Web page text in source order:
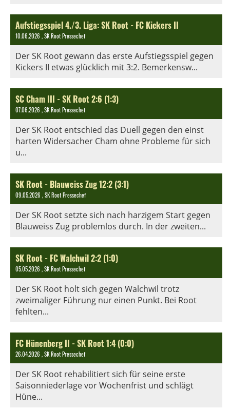
Aufstiegsspiel 4./3. Liga: SK Root - FC Kickers II
10.06.2026 , SK Root Pressechef
Der SK Root gewann das erste Aufstiegsspiel gegen
Kickers II etwas glücklich mit 3:2. Bemerkensw...
SC Cham III - SK Root 2:6 (1:3)
07.06.2026 , SK Root Pressechef
Der SK Root entschied das Duell gegen den einst
harten Widersacher Cham ohne Probleme für sich
u...
SK Root - Blauweiss Zug 12:2 (3:1)
09.05.2026 , SK Root Pressechef
Der SK Root setzte sich nach harzigem Start gegen
Blauweiss Zug problemlos durch. In der zweiten...
SK Root - FC Walchwil 2:2 (1:0)
05.05.2026 , SK Root Pressechef
Der SK Root holt sich gegen Walchwil trotz
zweimaliger Führung nur einen Punkt. Bei Root
fehlten...
FC Hünenberg II - SK Root 1:4 (0:0)
26.04.2026 , SK Root Pressechef
Der SK Root rehabilitiert sich für seine erste
Saisonniederlage vor Wochenfrist und schlägt
Hüne...